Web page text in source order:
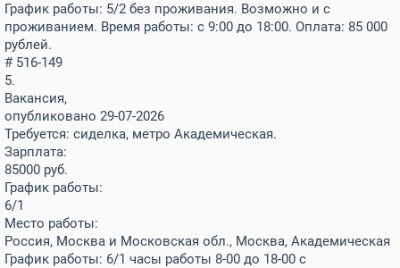
График работы: 5/2 без проживания. Возможно и с
проживанием. Время работы: с 9:00 до 18:00. Оплата: 85 000
рублей.
# 516-149
5.
Вакансия,
опубликовано 29-07-2026
Требуется: сиделка, метро Академическая.
Зарплата:
85000 руб.
График работы:
6/1
Место работы:
Россия, Москва и Московская обл., Москва, Академическая
График работы: 6/1 часы работы 8-00 до 18-00 с